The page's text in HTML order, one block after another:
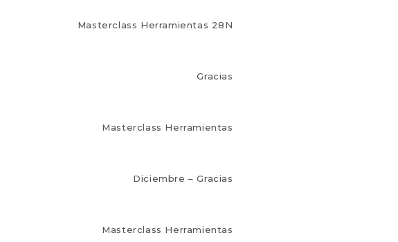
Masterclass Herramientas 28N
Gracias
Masterclass Herramientas
Diciembre – Gracias
Masterclass Herramientas